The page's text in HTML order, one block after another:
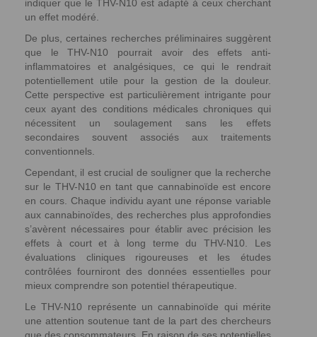
indiquer que le THV-N10 est adapté à ceux cherchant
un effet modéré.
De plus, certaines recherches préliminaires suggèrent
que le THV-N10 pourrait avoir des effets anti-
inflammatoires et analgésiques, ce qui le rendrait
potentiellement utile pour la gestion de la douleur.
Cette perspective est particulièrement intrigante pour
ceux ayant des conditions médicales chroniques qui
nécessitent un soulagement sans les effets
secondaires souvent associés aux traitements
conventionnels.
Cependant, il est crucial de souligner que la recherche
sur le THV-N10 en tant que cannabinoïde est encore
en cours. Chaque individu ayant une réponse variable
aux cannabinoïdes, des recherches plus approfondies
s’avèrent nécessaires pour établir avec précision les
effets à court et à long terme du THV-N10. Les
évaluations cliniques rigoureuses et les études
contrôlées fourniront des données essentielles pour
mieux comprendre son potentiel thérapeutique.
Le THV-N10 représente un cannabinoïde qui mérite
une attention soutenue tant de la part des chercheurs